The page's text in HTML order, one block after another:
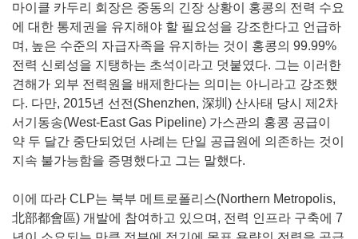
마이클 카두리 회장은 중동의 긴장 상황이 홍콩의 전력 수요
에 대한 통제권을 유지해야 할 필요성을 강조한다고 언급하
며, 높은 수준의 자급자족을 유지하는 것이 홍콩의 99.99%
전력 신뢰성을 지탱하는 초석이라고 덧붙였다. 그는 이러한
견해가 외부 전력원을 배제한다는 의미는 아니라고 강조했
다. 다만, 2015년 선전(Shenzhen, 深圳) 산사태 당시 제2차
서기동송(West-East Gas Pipeline) 가스관의 홍콩 공급이
약 두 달간 중단되었던 사례는 단일 공급원에 의존하는 것이
지속 불가능함을 증명했다고 그는 말했다.
이에 따라 CLP는 북부 메트로폴리스(Northern Metropolis,
北部都會區) 개발에 참여하고 있으며, 전력 인프라 구축에 7